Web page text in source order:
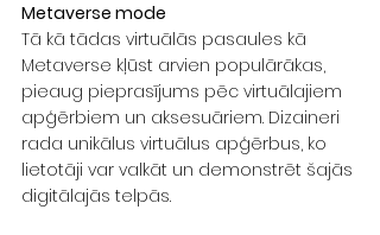
Metaverse mode
Tā kā tādas virtuālās pasaules kā
Metaverse kļūst arvien populārākas,
pieaug pieprasījums pēc virtuālajiem
apģērbiem un aksesuāriem. Dizaineri
rada unikālus virtuālus apģērbus, ko
lietotāji var valkāt un demonstrēt šajās
digitālajās telpās.